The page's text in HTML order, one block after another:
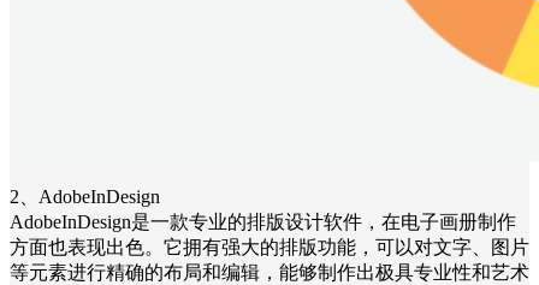
2、AdobeInDesign
AdobeInDesign是一款专业的排版设计软件，在电子画册制作
方面也表现出色。它拥有强大的排版功能，可以对文字、图片
等元素进行精确的布局和编辑，能够制作出极具专业性和艺术